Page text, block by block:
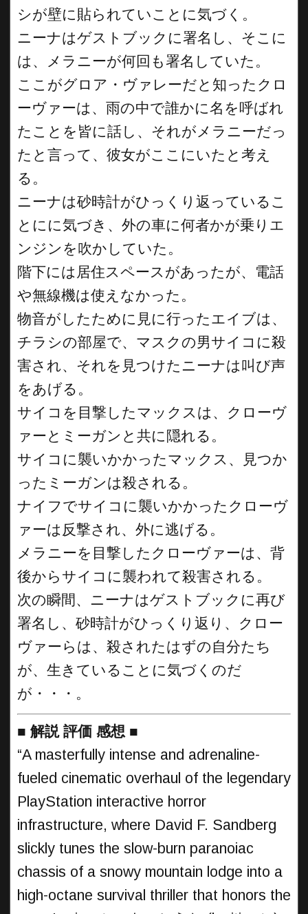
シが壁に貼られていことに気づく。
ニーナはゲストブックに署名し、そこに
は、メラニーが何回も署名していた。
ここがグロア・ヴァレーだと知ったクロ
ーヴァーは、雨の中で誰かに名を呼ばれ
たことを皆に話し、それがメラニーだっ
たと言って、彼女がここにいたと考え
る。
ニーナは砂時計がひっくり返っているこ
とにに気づき、外の車に何者かが乗りエ
ンジンを吹かしていた。
階下には居住スペースがあったが、電話
や無線機は使えなかった。
物音がしたために見に行ったエイブは、
チラシの部屋で、マスクの男サイコに殺
害され、それを見つけたニーナは叫び声
をあげる。
サイコを目撃したマックスは、クローヴ
ァーとミーガンと共に隠れる。
サイコに襲いかかったマックス、見つか
ったミーガンは殺される。
ナイフでサイコに襲いかかったクローヴ
ァーは反撃され、外に逃げる。
メラニーを目撃したクローヴァーは、背
後からサイコに襲われて殺害される。
次の瞬間、ニーナはゲストブックに再び
署名し、砂時計がひっくり返り、クロー
ヴァーらは、殺されたはずの自分たち
が、生きていることに気づくのだ
が・・・。
■ 解説 評価 感想 ■
“A masterfully intense and adrenaline-
fueled cinematic overhaul of the legendary
PlayStation interactive horror
infrastructure, where David F. Sandberg
slickly tunes the slow-burn paranoiac
chassis of a snowy mountain lodge into a
high-octane survival thriller that honors the